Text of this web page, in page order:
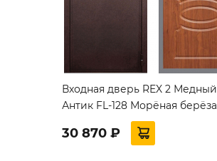
Входная дверь REX 2 Медный
Антик FL-128 Морёная берёза
30 870 ₽